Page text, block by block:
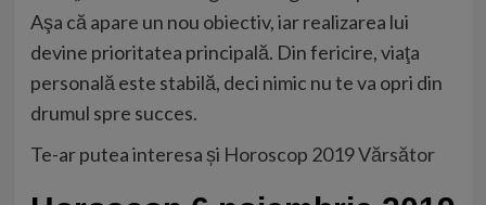
Aşa că apare un nou obiectiv, iar realizarea lui
devine prioritatea principală. Din fericire, viaţa
personală este stabilă, deci nimic nu te va opri din
drumul spre succes.
Te-ar putea interesa și Horoscop 2019 Vărsător